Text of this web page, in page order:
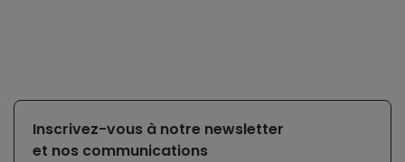
Inscrivez-vous à notre newsletter
et nos communications